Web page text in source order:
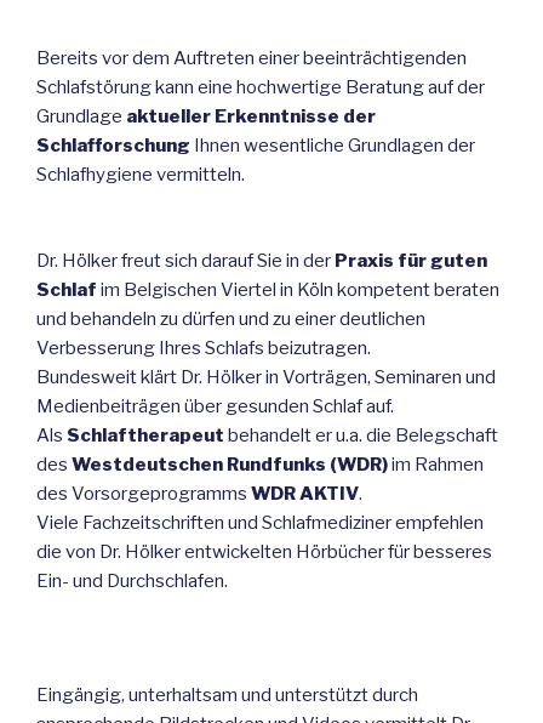
Bereits vor dem Auftreten einer beeinträchtigenden
Schlafstörung kann eine hochwertige Beratung auf der
Grundlage aktueller Erkenntnisse der
Schlafforschung Ihnen wesentliche Grundlagen der
Schlafhygiene vermitteln.
Dr. Hölker freut sich darauf Sie in der Praxis für guten
Schlaf im Belgischen Viertel in Köln kompetent beraten
und behandeln zu dürfen und zu einer deutlichen
Verbesserung Ihres Schlafs beizutragen.
Bundesweit klärt Dr. Hölker in Vorträgen, Seminaren und
Medienbeiträgen über gesunden Schlaf auf.
Als Schlaftherapeut behandelt er u.a. die Belegschaft
des Westdeutschen Rundfunks (WDR)im Rahmen
des Vorsorgeprogramms WDR AKTIV.
Viele Fachzeitschriften und Schlafmediziner empfehlen
die von Dr. Hölker entwickelten Hörbücher für besseres
Ein- und Durchschlafen.
Eingängig, unterhaltsam und unterstützt durch